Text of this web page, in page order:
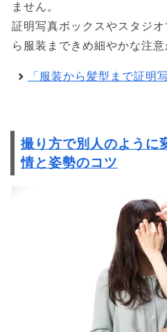
ません。
証明写真ボックスやスタジ
ら服装まできめ細やかな注意
「服装から髪型まで証明
撮り方で別人のように
情と姿勢のコツ